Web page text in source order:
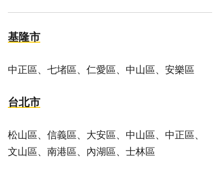
基隆市
中正區、七堵區、仁愛區、中山區、安樂區
台北市
松山區、信義區、大安區、中山區、中正區、
文山區、南港區、內湖區、士林區